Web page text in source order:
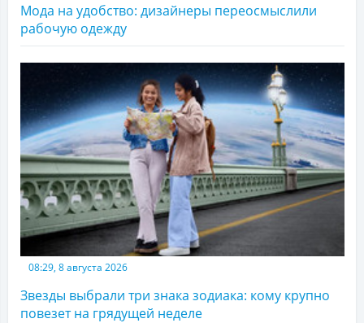
Мода на удобство: дизайнеры переосмыслили
рабочую одежду
08:29, 8 августа 2026
Звезды выбрали три знака зодиака: кому крупно
повезет на грядущей неделе